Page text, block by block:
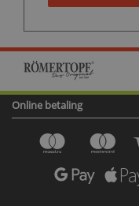
Online betaling